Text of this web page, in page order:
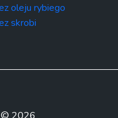
oleju rybiego
skrobi
© 2026